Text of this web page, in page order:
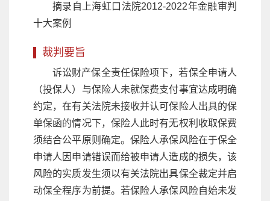
摘录自上海虹口法院2012-2022年金融审判
十大案例
裁判要旨
诉讼财产保全责任保险项下，若保全申请人
（投保人）与保险人未就保费支付事宜达成明确
约定，在有关法院未接收并认可保险人出具的保
单保函的情况下，保险人此时有无权利收取保费
须结合公平原则确定。保险人承保风险在于保全
申请人因申请错误而给被申请人造成的损失，该
风险的实质发生须以有关法院出具保全裁定并启
动保全程序为前提。若保险人承保风险自始未发